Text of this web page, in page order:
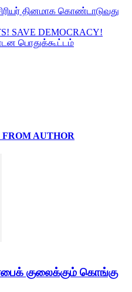
தினமாக கொண்டாடுவது
SAVE DEMOCRACY!
பொதுக்கூட்டம்
FROM AUTHOR
குலைக்கும் கொங்கு